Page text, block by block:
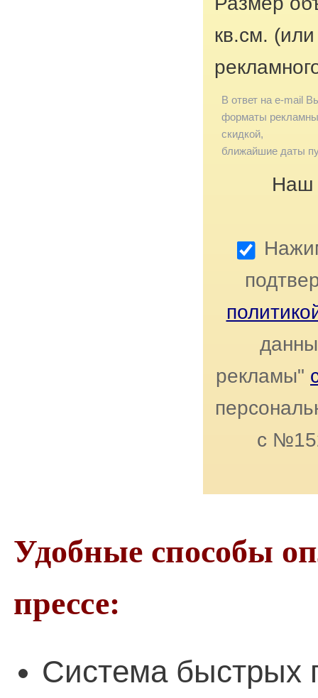
кв.см.
В ответ на e-mail
форматы
скидкой,
ближайшие даты
Наш
рекламы"
с
Удобные способы
прессе:
Система быстрых